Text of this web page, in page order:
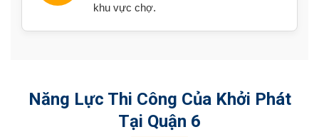
khu vực chợ.
Năng Lực Thi Công Của Khởi Phát
Tại Quận 6